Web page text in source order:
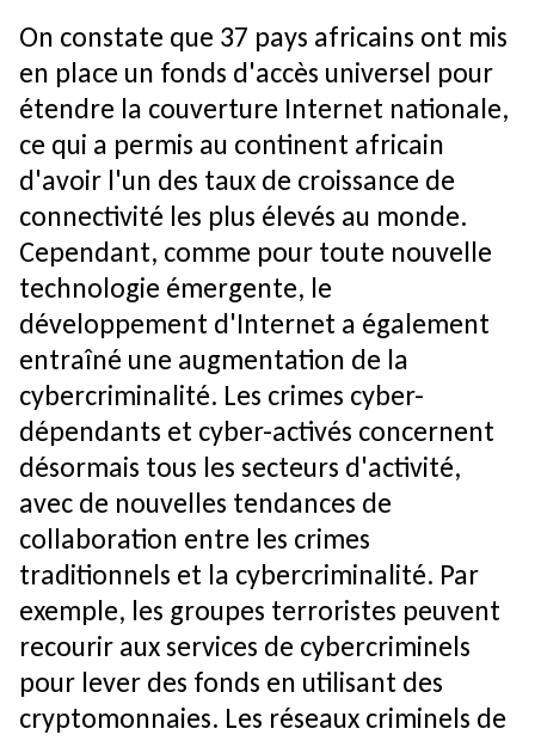
On constate que 37 pays africains ont mis
en place un fonds d'accès universel pour
étendre la couverture Internet nationale,
ce qui a permis au continent africain
d'avoir l'un des taux de croissance de
connectivité les plus élevés au monde.
Cependant, comme pour toute nouvelle
technologie émergente, le
développement d'Internet a également
entraîné une augmentation de la
cybercriminalité. Les crimes cyber-
dépendants et cyber-activés concernent
désormais tous les secteurs d'activité,
avec de nouvelles tendances de
collaboration entre les crimes
traditionnels et la cybercriminalité. Par
exemple, les groupes terroristes peuvent
recourir aux services de cybercriminels
pour lever des fonds en utilisant des
cryptomonnaies. Les réseaux criminels de